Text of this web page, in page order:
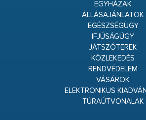
EGYHÁZAK
ÁLLÁSAJÁNLATOK
EGÉSZSÉGÜGY
IFJÚSÁGÜGY
JÁTSZÓTEREK
KÖZLEKEDÉS
RENDVÉDELEM
VÁSÁROK
ELEKTRONIKUS
TÚRAÚTVONALAK